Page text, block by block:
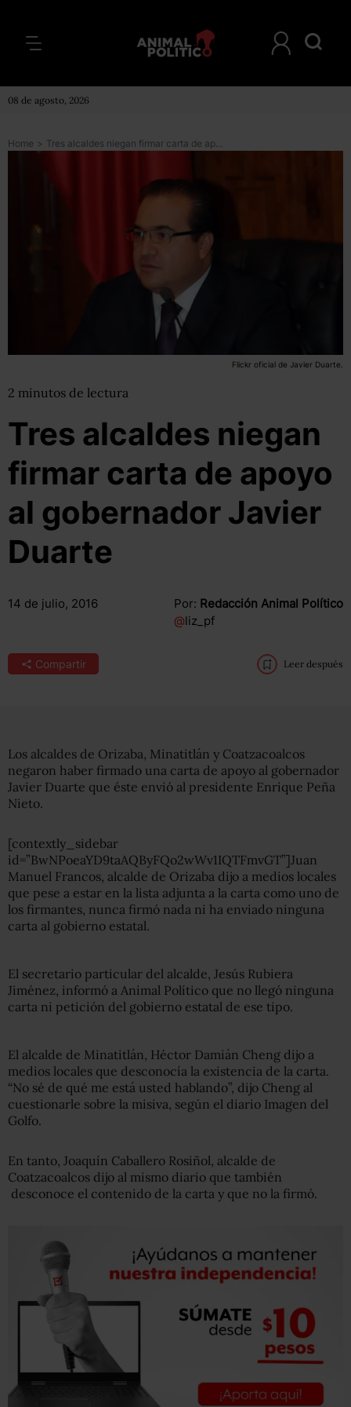
08 de agosto, 2026
Home > Tres alcaldes niegan firmar carta de apoyo al gobernador Javier Duarte
Flickr oficial de Javier Duarte.
2 minutos de lectura
Tres alcaldes niegan
firmar carta de apoyo
al gobernador Javier
Duarte
14 de julio, 2016 Por: Redacción Animal Político
@liz_pf
Compartir Leer después
Los alcaldes de Orizaba, Minatitlán y Coatzacoalcos
negaron haber firmado una carta de apoyo al gobernador
Javier Duarte que éste envió al presidente Enrique Peña
Nieto.
[contextly_sidebar
id=”BwNPoeaYD9taAQByFQo2wWv1IQTFmvGT”]Juan
Manuel Francos, alcalde de Orizaba dijo a medios locales
que pese a estar en la lista adjunta a la carta como uno de
los firmantes, nunca firmó nada ni ha enviado ninguna
carta al gobierno estatal.
El secretario particular del alcalde, Jesús Rubiera
Jiménez, informó a Animal Político que no llegó ninguna
carta ni petición del gobierno estatal de ese tipo.
El alcalde de Minatitlán, Héctor Damián Cheng dijo a
medios locales que desconocía la existencia de la carta.
“No sé de qué me está usted hablando”, dijo Cheng al
cuestionarle sobre la misiva, según el diario Imagen del
Golfo.
En tanto, Joaquín Caballero Rosiñol, alcalde de
Coatzacoalcos dijo al mismo diario que también
desconoce el contenido de la carta y que no la firmó.